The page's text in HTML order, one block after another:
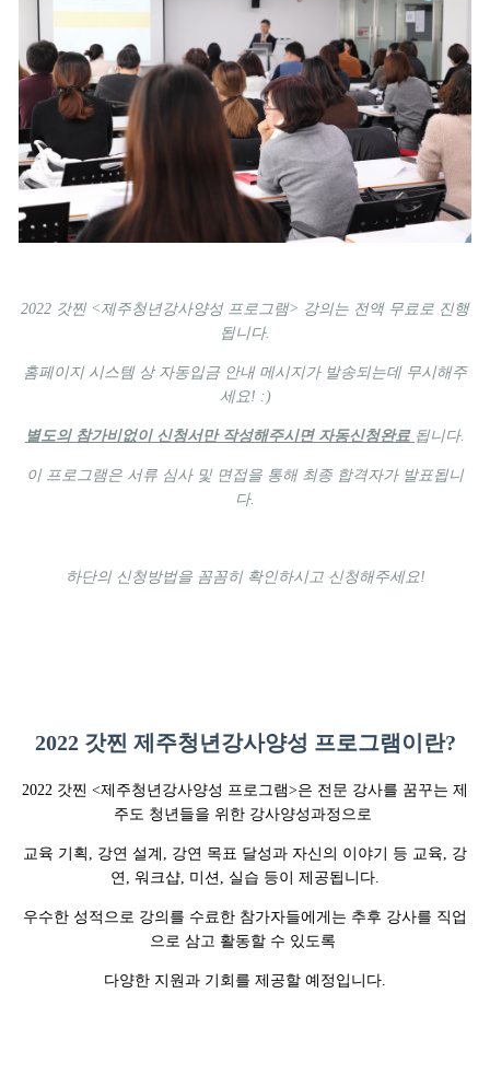
2022 갓찐 <제주청년강사양성 프로그램> 강의는 전액 무료로 진행
됩니다.
홈페이지 시스템 상 자동입금 안내 메시지가 발송되는데 무시해주
세요! :)
별도의 참가비없이 신청서만 작성해주시면 자동신청완료 됩니다.
이 프로그램은 서류 심사 및 면접을 통해 최종 합격자가 발표됩니
다.
하단의 신청방법을 꼼꼼히 확인하시고 신청해주세요!
2022 갓찐 제주청년강사양성 프로그램이란?
2022 갓찐 <제주청년강사양성 프로그램>은 전문 강사를 꿈꾸는 제
주도 청년들을 위한 강사양성과정으로
교육 기획, 강연 설계, 강연 목표 달성과 자신의 이야기 등 교육, 강
연, 워크샵, 미션, 실습 등이 제공됩니다.
우수한 성적으로 강의를 수료한 참가자들에게는 추후 강사를 직업
으로 삼고 활동할 수 있도록
다양한 지원과 기회를 제공할 예정입니다.